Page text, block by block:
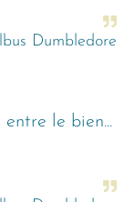
Dumbledore
le bien...